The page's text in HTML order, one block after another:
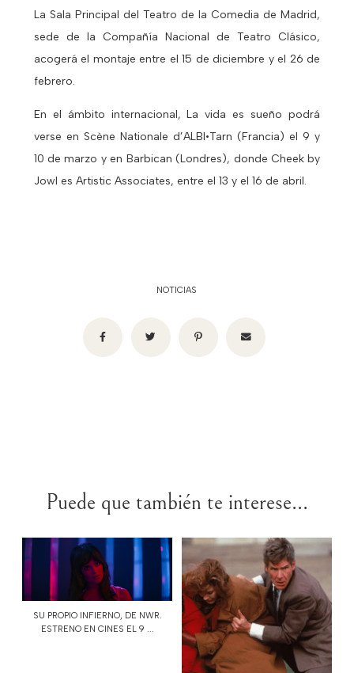
La Sala Principal del Teatro de la Comedia de Madrid,
sede de la Compañía Nacional de Teatro Clásico,
acogerá el montaje entre el 15 de diciembre y el 26 de
febrero.
En el ámbito internacional, La vida es sueño podrá
verse en Scène Nationale d’ALBI•Tarn (Francia) el 9 y
10 de marzo y en Barbican (Londres), donde Cheek by
Jowl es Artistic Associates, entre el 13 y el 16 de abril.
NOTICIAS
Puede que también te interese...
SU PROPIO INFIERNO, DE NWR.
ESTRENO EN CINES EL 9 ...